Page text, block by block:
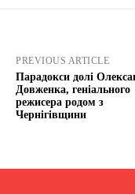
PREVIOUS ARTICLE
Парадокси долі
Довженка, геніального
режисера родом з
Чернігівщини